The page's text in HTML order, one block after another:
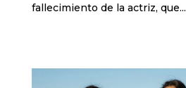
fallecimiento de la actriz, que...